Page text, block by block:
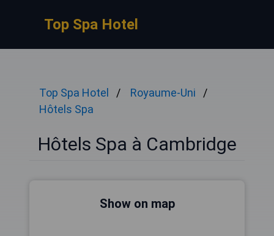
Top Spa Hotel
Top Spa Hotel
Royaume-Uni
Hôtels Spa
Hôtels Spa à Cambridge
Show on map